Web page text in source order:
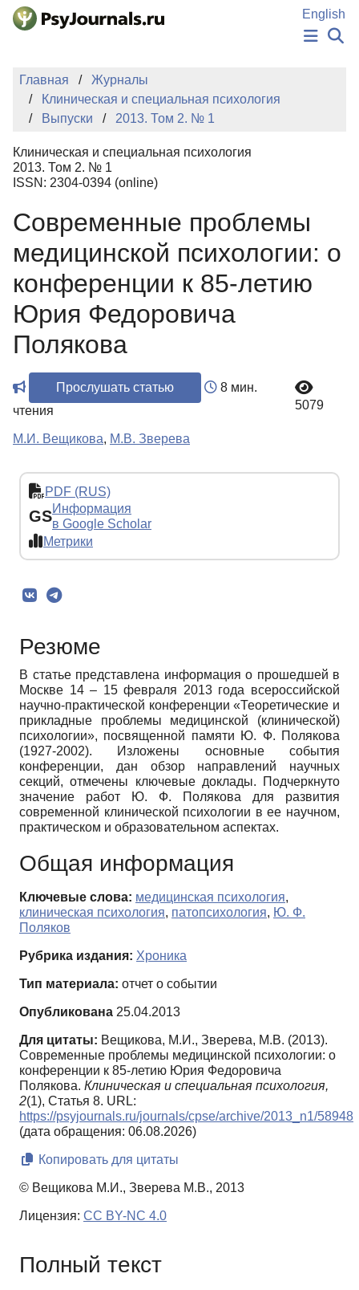
Перейти к основному содержанию
English
НОВОСТИ
АВТОРЫ
КЛЮЧЕВЫЕ СЛОВА
Регистрация
Главная
Журналы
Клиническая и специальная психология
Выпуски
2013. Том 2. № 1
Клиническая и специальная психология
2013. Том 2. № 1
ISSN: 2304-0394 (online)
Современные проблемы
медицинской психологии: о
конференции к 85-летию
Юрия Федоровича
Полякова
Прослушать статью
8 мин.
чтения
5079
М.И. Вещикова, М.В. Зверева
PDF (RUS)
GSИнформация
в Google Scholar
Метрики
Резюме
В статье представлена информация о прошедшей в
Москве 14 – 15 февраля 2013 года всероссийской
научно-практической конференции «Теоретические и
прикладные проблемы медицинской (клинической)
психологии», посвященной памяти Ю. Ф. Полякова
(1927-2002). Изложены основные события
конференции, дан обзор направлений научных
секций, отмечены ключевые доклады. Подчеркнуто
значение работ Ю. Ф. Полякова для развития
современной клинической психологии в ее научном,
практическом и образовательном аспектах.
Общая информация
Ключевые слова: медицинская психология,
клиническая психология, патопсихология, Ю. Ф.
Поляков
Рубрика издания: Хроника
Тип материала: отчет о событии
Опубликована 25.04.2013
Для цитаты: Вещикова, М.И., Зверева, М.В. (2013).
Современные проблемы медицинской психологии: о
конференции к 85-летию Юрия Федоровича
Полякова. Клиническая и специальная психология,
2(1), Статья 8. URL:
https://psyjournals.ru/journals/cpse/archive/2013_n1/58948
(дата обращения: 06.08.2026)
Копировать для цитаты
© Вещикова М.И., Зверева М.В., 2013
Лицензия: CC BY-NC 4.0
Полный текст